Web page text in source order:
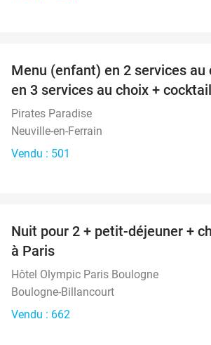
Menu (enfant) en 2 services au
en 3 services au choix +
Pirates Paradise
Neuville-en-Ferrain
Vendu : 501
Nuit pour 2 + petit-déjeuner +
à Paris
Hôtel Olympic Paris Boulogne
Boulogne-Billancourt
Vendu : 662